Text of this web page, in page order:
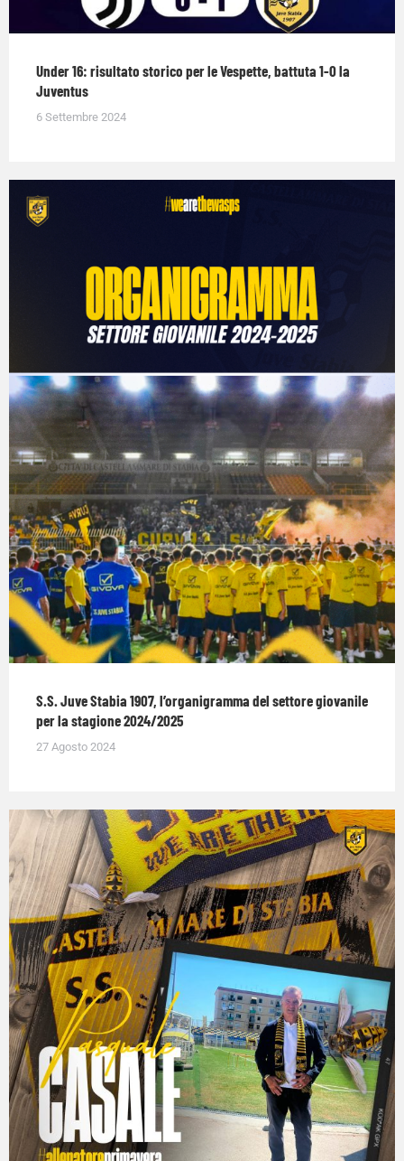
Under 16: risultato storico per le Vespette, battuta 1-0 la
Juventus
6 Settembre 2024
S.S. Juve Stabia 1907, l’organigramma del settore giovanile
per la stagione 2024/2025
27 Agosto 2024